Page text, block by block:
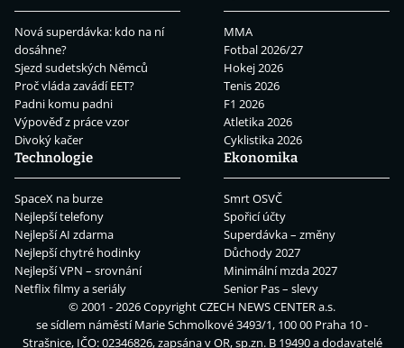
Nová superdávka: kdo na ní
dosáhne?
Sjezd sudetských Němců
Proč vláda zavádí EET?
Padni komu padni
Výpověď z práce vzor
Divoký kačer
MMA
Fotbal 2026/27
Hokej 2026
Tenis 2026
F1 2026
Atletika 2026
Cyklistika 2026
Technologie
SpaceX na burze
Nejlepší telefony
Nejlepší AI zdarma
Nejlepší chytré hodinky
Nejlepší VPN – srovnání
Netflix filmy a seriály
Ekonomika
Smrt OSVČ
Spořicí účty
Superdávka – změny
Důchody 2027
Minimální mzda 2027
Senior Pas – slevy
© 2001 - 2026 CopyrightCZECH NEWS CENTER a.s.
se sídlem náměstí Marie Schmolkové 3493/1, 100 00 Praha 10 -
Strašnice, IČO: 02346826, zapsána v OR, sp.zn. B 19490 a dodavatelé